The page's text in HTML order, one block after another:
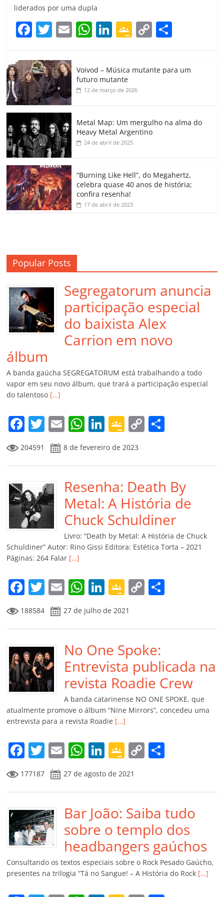
liderados por uma dupla
F
c
e
b
o
o
k
T
itt
er
E
ai
W
at
s
A
p
Li
k
e
dI
G
gl
e
a
ss
o
m
C
y
k
p
h
Voivod – Música mutante para um
futuro mutante
12 de março de 2026
Metal Map: Um mergulho na alma do
Heavy Metal Argentino
24 de abril de 2025
“Burning Like Hell”, do Megahertz,
celebra quase 40 anos de história;
confira resenha!
17 de abril de 2023
Popular Posts
Segregatorum anuncia
participação especial
do baixista Alex
Carrion em novo
álbum
A banda gaúcha SEGREGATORUM está trabalhando a todo
vapor em seu novo álbum, que trará a participação especial
do talentoso […]
F
a
c
e
b
o
o
k
T
w
itt
er
E
m
ai
l
W
at
s
A
p
p
Li
k
e
dI
n
G
o
o
gl
e
Cl
a
ss
ro
m
C
y
Li
n
k
p
ar
til
h
ar
204591 8 de fevereiro de 2023
Resenha: Death By
Metal: A História de
Chuck Schuldiner
Livro: “Death by Metal: A História de Chuck
Schuldiner” Autor: Rino Gissi Editora: Estética Torta – 2021
Páginas: 264 Falar […]
F
a
c
e
b
o
o
k
T
w
itt
er
E
m
ai
l
W
h
at
s
A
p
p
Li
n
k
e
dI
n
G
o
o
gl
e
Cl
a
ss
ro
o
m
C
y
Li
n
k
p
til
h
ar
188584 27 de julho de 2021
No One Spoke:
Entrevista publicada na
revista Roadie Crew
A banda catarinense NO ONE SPOKE, que
atualmente promove o álbum “Nine Mirrors”, concedeu uma
entrevista para a revista Roadie […]
F
a
c
e
b
o
o
k
T
w
itt
er
E
m
ai
l
W
at
s
A
p
p
Li
n
k
e
dI
n
G
o
o
gl
e
Cl
a
ss
ro
C
y
Li
n
k
p
ar
til
h
ar
177187 27 de agosto de 2021
Bar João: Saiba tudo
sobre o templo dos
headbangers gaúchos
Consultando os textos especiais sobre o Rock Pesado Gaúcho,
presentes na trilogia “Tá no Sangue! – A História do Rock […]